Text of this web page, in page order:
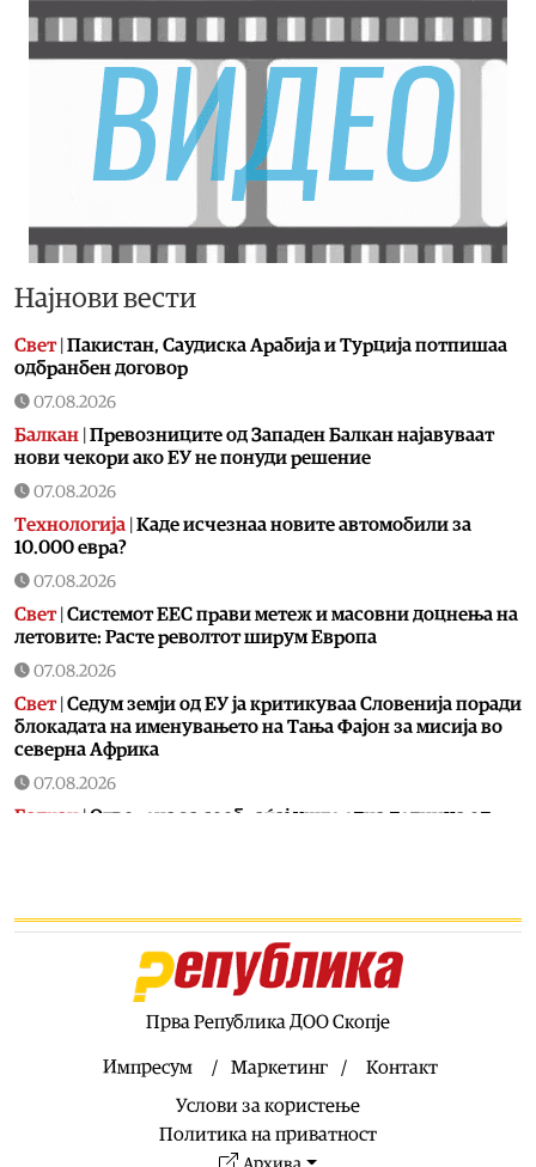
Најнови вести
Свет| Пакистан, Саудиска Арабија и Турција потпишаа
одбранбен договор
07.08.2026
Балкан Превозниците од Западен Балкан најавуваат
нови чекори ако ЕУ не понуди решение
07.08.2026
Технологија Kаде исчезнаа новите автомобили за
10.000 евра?
07.08.2026
Свет| Системот ЕЕС прави метеж и масовни доцнења на
летовите: Расте револтот ширум Европа
07.08.2026
Свет| Седум земји од ЕУ ја критикуваа Словенија поради
блокадата на именувањето на Тања Фајон за мисија во
cеверна Африка
07.08.2026
Балкан | Отворена за сообраќај уште една делница од
сообраќајка во Радишани, се судрил со италијанска
За време на Светското ФБИ спречила
07.08.2026
Реконструкција на урбаната опрема во Нерези
Прва Република ДОО Скопје
Импресум Маркетинг
Контакт
Услови за користење
Политика на приватност